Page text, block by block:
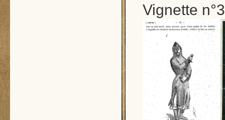
Vignette